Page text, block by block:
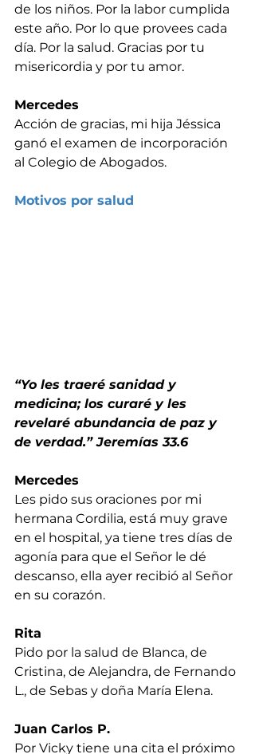
de los niños. Por la labor cumplida
este año. Por lo que provees cada
día. Por la salud. Gracias por tu
misericordia y por tu amor.
Mercedes
Acción de gracias, mi hija Jéssica
ganó el examen de incorporación
al Colegio de Abogados.
Motivos por salud
“Yo les traeré sanidad y
medicina; los curaré y les
revelaré abundancia de paz y
de verdad.” Jeremías 33.6
Mercedes
Les pido sus oraciones por mi
hermana Cordilia, está muy grave
en el hospital, ya tiene tres días de
agonía para que el Señor le dé
descanso, ella ayer recibió al Señor
en su corazón.
Rita
Pido por la salud de Blanca, de
Cristina, de Alejandra, de Fernando
L., de Sebas y doña María Elena.
Juan Carlos P.
Por Vicky tiene una cita el próximo